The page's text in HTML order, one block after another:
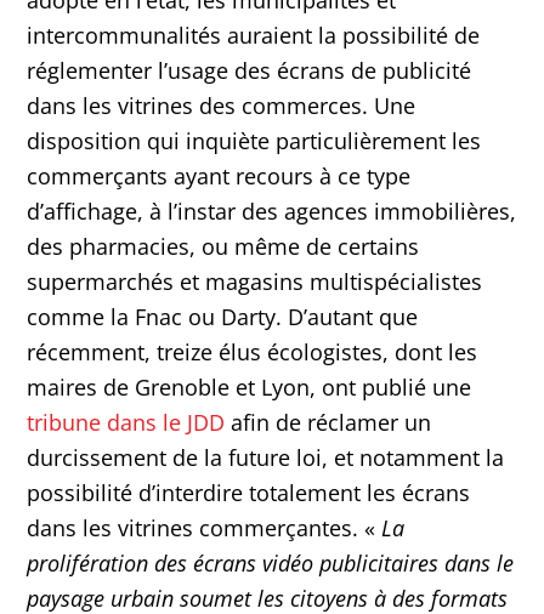
intercommunalités auraient la possibilité de
réglementer l’usage des écrans de publicité
dans les vitrines des commerces. Une
disposition qui inquiète particulièrement les
commerçants ayant recours à ce type
d’affichage, à l’instar des agences immobilières,
des pharmacies, ou même de certains
supermarchés et magasins multispécialistes
comme la Fnac ou Darty. D’autant que
récemment, treize élus écologistes, dont les
maires de Grenoble et Lyon, ont publié une
tribune dans le JDD afin de réclamer un
durcissement de la future loi, et notamment la
possibilité d’interdire totalement les écrans
dans les vitrines commerçantes. « La
prolifération des écrans vidéo publicitaires dans le
paysage urbain soumet les citoyens à des formats